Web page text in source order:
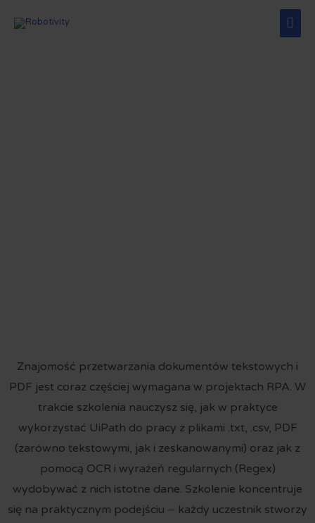
Znajomość przetwarzania dokumentów tekstowych i
PDF jest coraz częściej wymagana w projektach RPA. W
trakcie szkolenia nauczysz się, jak w praktyce
wykorzystać UiPath do pracy z plikami .txt, .csv, PDF
(zarówno tekstowymi, jak i zeskanowanymi) oraz jak z
pomocą OCR i wyrażeń regularnych (Regex)
wydobywać z nich istotne dane. Szkolenie koncentruje
się na praktycznym podejściu – każdy uczestnik stworzy